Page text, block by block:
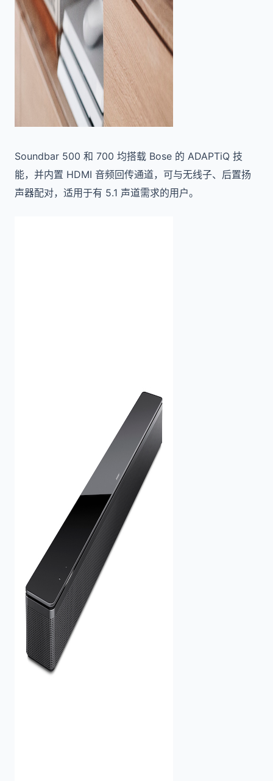
Soundbar 500 和 700 均搭载 Bose 的 ADAPTiQ 技
能，并内置 HDMI 音频回传通道，可与无线子、后置扬
声器配对，适用于有 5.1 声道需求的用户。